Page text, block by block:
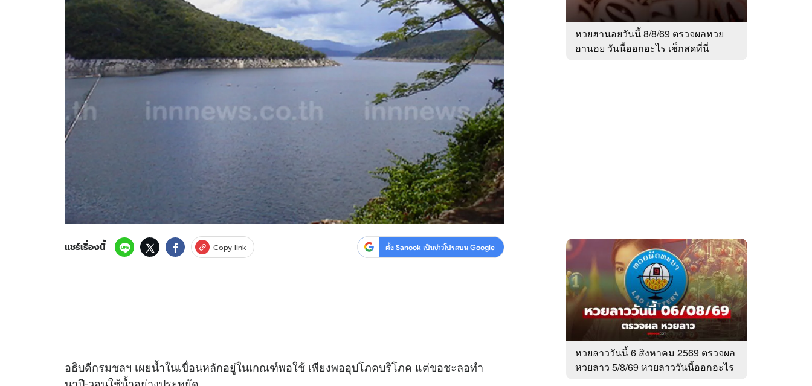
Sanook Choice
นิยาย
ดาวน์โหลดสนุกแอปฟรี ติดตามสนุกโซเชียลได้ที่
สงวนลิขสิทธิ์ © บริษัท อิมเมจ ฟิวเจอร์ (ประเทศไทย) จำกัด
แชร์เรื่องนี้ Copy link ตั้ง Sanook เป็นข่าวโปรดบน Google
อธิบดีกรมชลฯ เผยน้ำในเขื่อนหลักอยู่ในเกณฑ์พอใช้ เพียงพออุปโภคบริโภค แต่ขอชะลอทำ
นาปี-วอนใช้น้ำอย่างประหยัด
หวยฮานอยวันนี้ 8/8/69 ตรวจผลหวย
ฮานอย วันนี้ออกอะไร เช็กสดที่นี่
หวยลาววันนี้ 6 สิงหาคม 2569 ตรวจผล
หวยลาว 5/8/69 หวยลาววันนี้ออกอะไร